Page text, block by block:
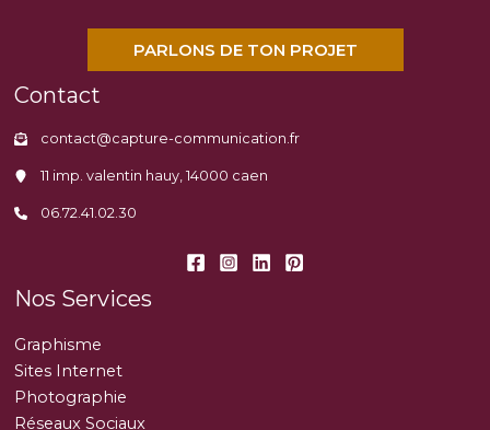
PARLONS DE TON PROJET
Contact
contact@capture-communication.fr
11 imp. valentin hauy, 14000 caen
06.72.41.02.30
Nos Services
Graphisme
Sites Internet
Photographie
Réseaux Sociaux